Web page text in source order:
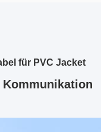
für PVC Jacket